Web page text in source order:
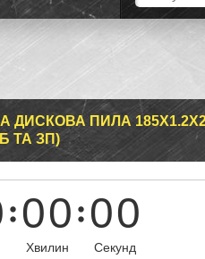
ПИЛА
ТА ЗП)
00
Хвилин
00
Секунд